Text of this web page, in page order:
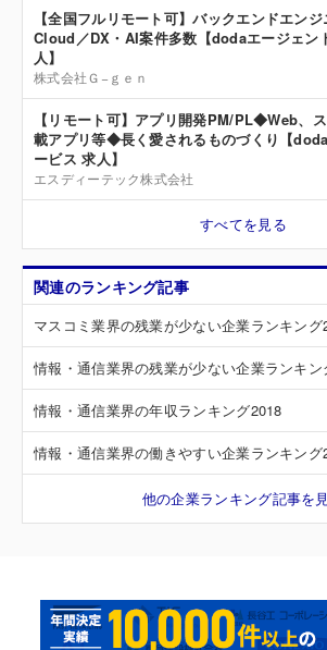
【全国フルリモート可】バックエンドエン
Cloud／DX・AI案件多数【dodaエージェン
人】
株式会社Ｇ−ｇｅｎ
【リモート可】アプリ開発PM/PL◆Web、
載アプリ等◆長く愛されるものづくり【
ービス 求人】
エスディーテック株式会社
すべてを見る
関連のランキング記事
マスコミ業界の残業が少ない企業ランキング
情報・通信業界の残業が少ない企業ランキン
情報・通信業界の年収ランキング2018
情報・通信業界の働きやすい企業ランキング
他の企業ランキング記事を